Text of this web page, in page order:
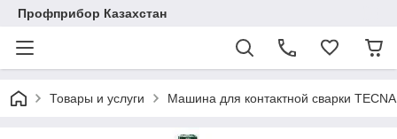
Профприбор Казахстан
Товары и услуги Машина для контактной сварки